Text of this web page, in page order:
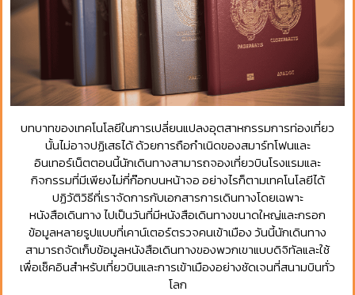
บทบาทของเทคโนโลยีในการเปลี่ยนแปลงอุตสาหกรรมการท่องเที่ยว
นั้นไม่อาจปฏิเสธได้ ด้วยการถือกำเนิดของสมาร์ทโฟนและ
อินเทอร์เน็ตตอนนี้นักเดินทางสามารถจองเที่ยวบินโรงแรมและ
กิจกรรมที่มีเพียงไม่กี่ก๊อกบนหน้าจอ อย่างไรก็ตามเทคโนโลยีได้
ปฏิวัติวิธีที่เราจัดการกับเอกสารการเดินทางโดยเฉพาะ
หนังสือเดินทาง ไปเป็นวันที่มีหนังสือเดินทางขนาดใหญ่และกรอก
ข้อมูลหลายรูปแบบที่เคาน์เตอร์ตรวจคนเข้าเมือง วันนี้นักเดินทาง
สามารถจัดเก็บข้อมูลหนังสือเดินทางของพวกเขาแบบดิจิทัลและใช้
เพื่อเช็คอินสำหรับเที่ยวบินและการเข้าเมืองอย่างชัดเจนที่สนามบินทั่ว
โลก